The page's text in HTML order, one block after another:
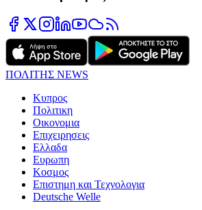
ΠΟΛΙΤΗΣ NEWS
Κυπρος
Πολιτικη
Οικονομια
Επιχειρησεις
Ελλαδα
Ευρωπη
Κοσμος
Επιστημη και Τεχνολογια
Deutsche Welle